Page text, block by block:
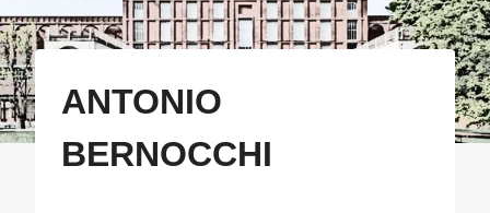
ANTONIO
BERNOCCHI